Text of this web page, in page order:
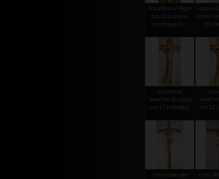
crocefisso in legno
cm.10 (corpo e
croce pezzo...
corpo
croce
15
crocefisso
"sinai"cm.30 corpo
cm.17 (colorato)
cm.12
cristo delle alpi
cristo